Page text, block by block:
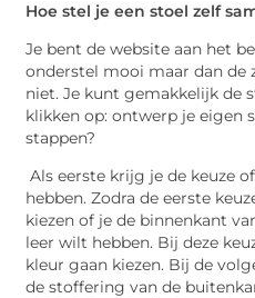
Hoe stel je een stoel zelf
Je bent de website aan het
onderstel mooi maar dan
niet. Je kunt gemakkelijk de
klikken op: ontwerp je eigen
stappen?
Als eerste krijg je de keuze
hebben. Zodra de eerste
kiezen of je de binnenkant
leer wilt hebben. Bij deze
kleur gaan kiezen. Bij de
de stoffering van de